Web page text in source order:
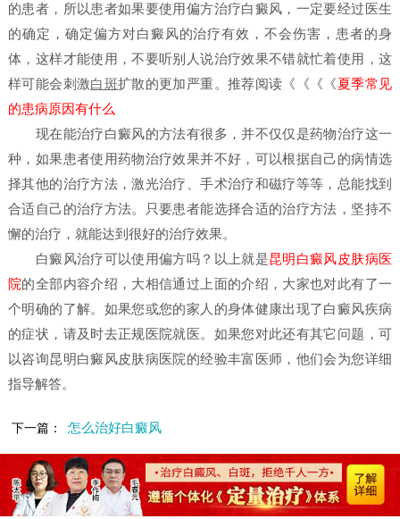
的患者，所以患者如果要使用偏方治疗白癜风，一定要经过医生
的确定，确定偏方对白癜风的治疗有效，不会伤害，患者的身
体，这样才能使用，不要听别人说治疗效果不错就忙着使用，这
样可能会刺激白斑扩散的更加严重。推荐阅读《《《《夏季常见
的患病原因有什么
现在能治疗白癜风的方法有很多，并不仅仅是药物治疗这一
种，如果患者使用药物治疗效果并不好，可以根据自己的病情选
择其他的治疗方法，激光治疗、手术治疗和磁疗等等，总能找到
合适自己的治疗方法。只要患者能选择合适的治疗方法，坚持不
懈的治疗，就能达到很好的治疗效果。
白癜风治疗可以使用偏方吗？ 以上就是昆明白癜风皮肤病医
院的全部内容介绍，大相信通过上面的介绍，大家也对此有了一
个明确的了解。如果您或您的家人的身体健康出现了白癜风疾病
的症状，请及时去正规医院就医。如果您对此还有其它问题，可
以咨询昆明白癜风皮肤病医院的经验丰富医师，他们会为您详细
指导解答。
下一篇： 怎么治好白癜风